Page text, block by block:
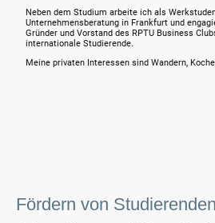
Neben dem Studium arbeite ich als
Unternehmensberatung in Frankfurt und
Gründer und Vorstand des RPTU Business
internationale Studierende.
Meine privaten Interessen sind Wandern,
Fördern von Studierenden